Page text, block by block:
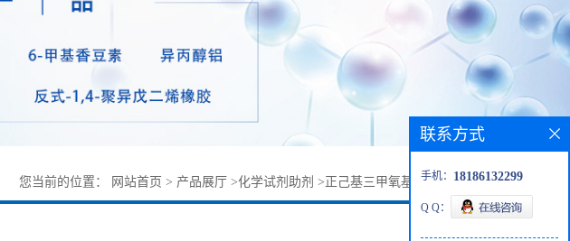
您当前的位置： 网站首页 > 产品展厅 >化学试剂助剂 > 正己基三甲氧基硅烷丨3069-19-0
联系方式
手机： 18186132299
Q Q：